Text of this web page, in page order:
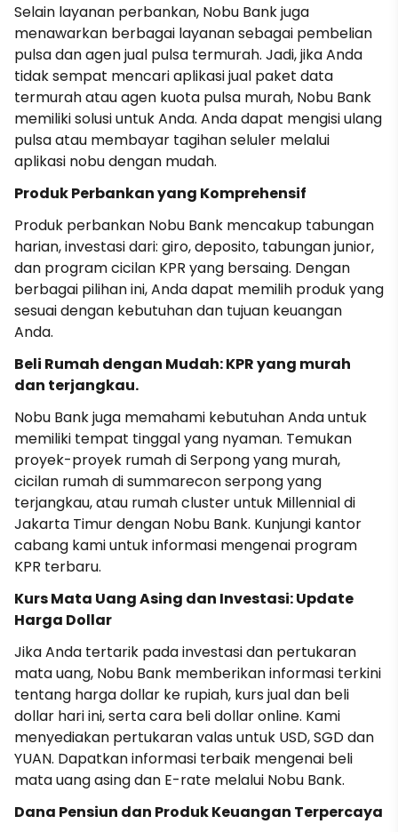
Selain layanan perbankan, Nobu Bank juga
menawarkan berbagai layanan sebagai pembelian
pulsa dan agen jual pulsa termurah. Jadi, jika Anda
tidak sempat mencari aplikasi jual paket data
termurah atau agen kuota pulsa murah, Nobu Bank
memiliki solusi untuk Anda. Anda dapat mengisi ulang
pulsa atau membayar tagihan seluler melalui
aplikasi nobu dengan mudah.
Produk Perbankan yang Komprehensif
Produk perbankan Nobu Bank mencakup tabungan
harian, investasi dari: giro, deposito, tabungan junior,
dan program cicilan KPR yang bersaing. Dengan
berbagai pilihan ini, Anda dapat memilih produk yang
sesuai dengan kebutuhan dan tujuan keuangan
Anda.
Beli Rumah dengan Mudah: KPR yang murah
dan terjangkau.
Nobu Bank juga memahami kebutuhan Anda untuk
memiliki tempat tinggal yang nyaman. Temukan
proyek-proyek rumah di Serpong yang murah,
cicilan rumah di summarecon serpong yang
terjangkau, atau rumah cluster untuk Millennial di
Jakarta Timur dengan Nobu Bank. Kunjungi kantor
cabang kami untuk informasi mengenai program
KPR terbaru.
Kurs Mata Uang Asing dan Investasi: Update
Harga Dollar
Jika Anda tertarik pada investasi dan pertukaran
mata uang, Nobu Bank memberikan informasi terkini
tentang harga dollar ke rupiah, kurs jual dan beli
dollar hari ini, serta cara beli dollar online. Kami
menyediakan pertukaran valas untuk USD, SGD dan
YUAN. Dapatkan informasi terbaik mengenai beli
mata uang asing dan E-rate melalui Nobu Bank.
Dana Pensiun dan Produk Keuangan Terpercaya